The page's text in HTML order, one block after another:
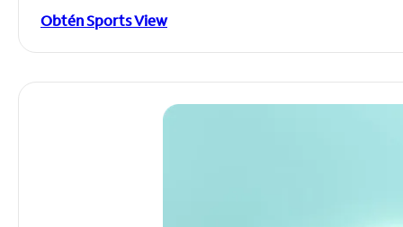
Obtén Sports View